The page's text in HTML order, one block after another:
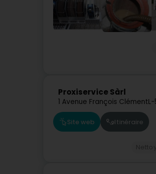
Proxiservice Sàrl
1 Avenue François ClémentL-
Site web Itinéraire